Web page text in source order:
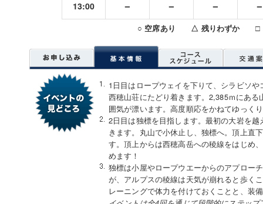
13:00 － － －
○ 空席あり △ 残りわずか □
1日目はロープウェイを下りて、シラビソ
西穂山荘にたどり着きます。2,385ｍにあ
囲気が漂います。高度順応をかねてゆっく
2日目は独標を目指します。最初の大岩を
きます。丸山で小休止し、独標へ。頂上直
す。頂上からは西穂高岳への稜線をはじめ
めます！
独標は小屋やロープウエーからのアプロー
が、アルプスの稜線は天気が崩れると歩く
レーニングで体力を付けておくことと、装